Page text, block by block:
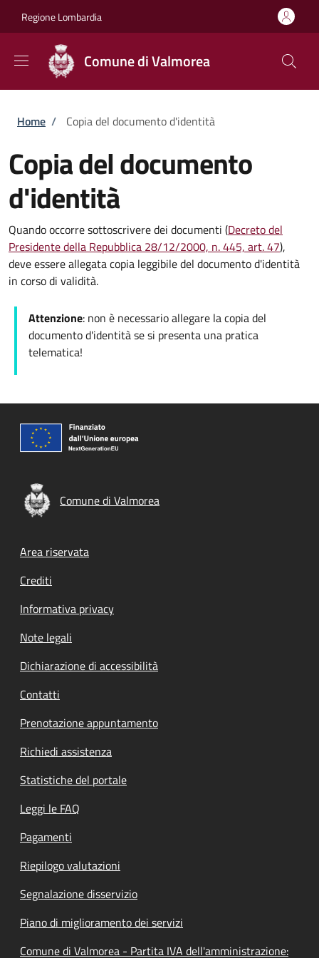
Regione Lombardia
Comune di Valmorea
Briciole di pane
Home / Copia del documento d'identità
Copia del documento
d'identità
Quando occorre sottoscrivere dei documenti (Decreto del
Presidente della Repubblica 28/12/2000, n. 445, art. 47),
deve essere allegata copia leggibile del documento d'identità
in corso di validità.
Attenzione: non è necessario allegare la copia del
documento d'identità se si presenta una pratica
telematica!
Comune di Valmorea
Footer menu
Area riservata
Crediti
Informativa privacy
Note legali
Dichiarazione di accessibilità
Contatti
Prenotazione appuntamento
Richiedi assistenza
Statistiche del portale
Leggi le FAQ
Pagamenti
Riepilogo valutazioni
Segnalazione disservizio
Piano di miglioramento dei servizi
Comune di Valmorea - Partita IVA dell'amministrazione: